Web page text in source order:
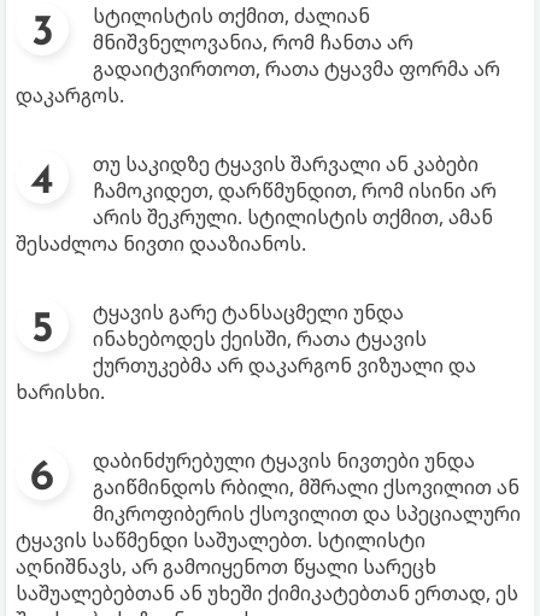
სტილისტის თქმით, ძალიან
მნიშვნელოვანია, რომ ჩანთა არ
გადაიტვირთოთ, რათა ტყავმა ფორმა არ
დაკარგოს.
თუ საკიდზე ტყავის შარვალი ან კაბები
ჩამოკიდეთ, დარწმუნდით, რომ ისინი არ
არის შეკრული. სტილისტის თქმით, ამან
შესაძლოა ნივთი დააზიანოს.
ტყავის გარე ტანსაცმელი უნდა
ინახებოდეს ქეისში, რათა ტყავის
ქურთუკებმა არ დაკარგონ ვიზუალი და
ხარისხი.
დაბინძურებული ტყავის ნივთები უნდა
გაიწმინდოს რბილი, მშრალი ქსოვილით ან
მიკროფიბერის ქსოვილით და სპეციალური
ტყავის საწმენდი საშუალებთ. სტილისტი
აღნიშნავს, არ გამოიყენოთ წყალი სარეცხ
საშუალებებთან ან უხეში ქიმიკატებთან ერთად, ეს